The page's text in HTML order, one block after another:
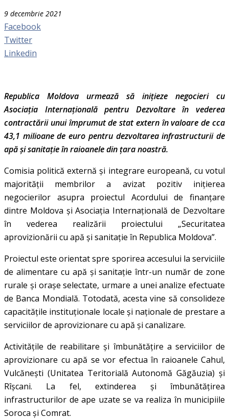
9 decembrie 2021
Facebook
Twitter
Linkedin
Republica Moldova urmează să inițieze negocieri cu
Asociația Internațională pentru Dezvoltare în vederea
contractării unui împrumut de stat extern în valoare de cca
43,1 milioane de euro pentru dezvoltarea infrastructurii de
apă și sanitație în raioanele din țara noastră.
Comisia politică externă și integrare europeană, cu votul
majorității membrilor a avizat pozitiv inițierea
negocierilor asupra proiectul Acordului de finanțare
dintre Moldova și Asociația Internațională de Dezvoltare
în vederea realizării proiectului „Securitatea
aprovizionării cu apă și sanitație în Republica Moldova”.
Proiectul este orientat spre sporirea accesului la serviciile
de alimentare cu apă și sanitație într-un număr de zone
rurale și orașe selectate, urmare a unei analize efectuate
de Banca Mondială. Totodată, acesta vine să consolideze
capacitățile instituționale locale și naționale de prestare a
serviciilor de aprovizionare cu apă și canalizare.
Activitățile de reabilitare și îmbunătățire a serviciilor de
aprovizionare cu apă se vor efectua în raioanele Cahul,
Vulcănești (Unitatea Teritorială Autonomă Găgăuzia) și
Rîșcani. La fel, extinderea și îmbunătățirea
infrastructurilor de ape uzate se va realiza în municipiile
Soroca și Comrat.